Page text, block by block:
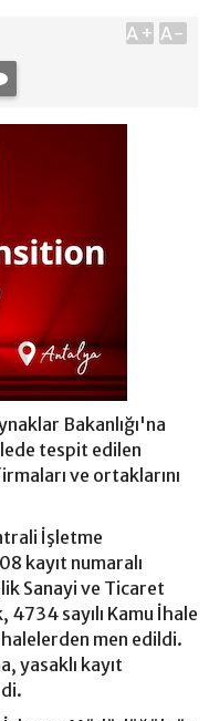
A+ A-
Bakanlığı'na
tespit edilen
ve ortaklarını
İşletme
kayıt numaralı
Sanayi ve Ticaret
sayılı Kamu İhale
men edildi.
yasaklı kayıt